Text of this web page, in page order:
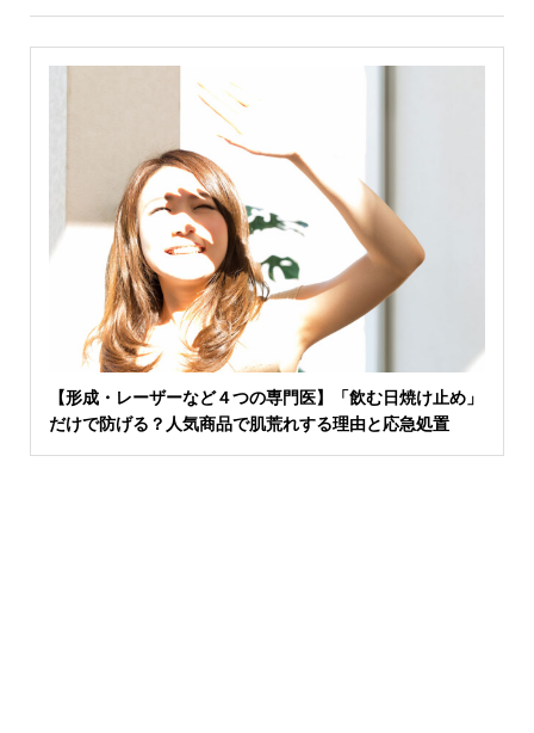
【形成・レーザーなど４つの専門医】「飲む日焼け止め」
だけで防げる？人気商品で肌荒れする理由と応急処置